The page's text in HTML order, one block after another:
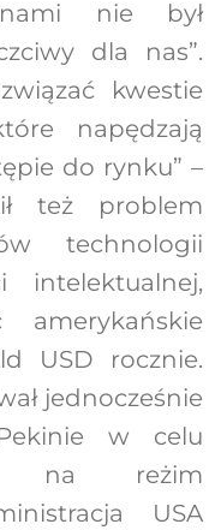
nie był
dla nas”.
kwestie
napędzają
do rynku” –
też problem
technologii
intelektualnej,
USD rocznie.
jednocześnie
w celu
na reżim
USA